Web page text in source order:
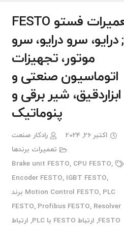
تعمیرات فستو FESTO
; درایو، سرو درایو، سرو
موتور، تجهیزات
اتوماسیون صنعتی و
ابزاردقیق، شیر برقی و
پنوماتیک
اکتبر 26, 2024
رادکار صنعت
تعمیرات برندها
Brake unit FESTO, CPU FESTO,
Encoder FESTO, IGBT FESTO,
Motion Control FESTO,
PLC برند
FESTO, Profibus FESTO, Resolver
FESTO
, ارتباط FESTO با PLC , ارتباط